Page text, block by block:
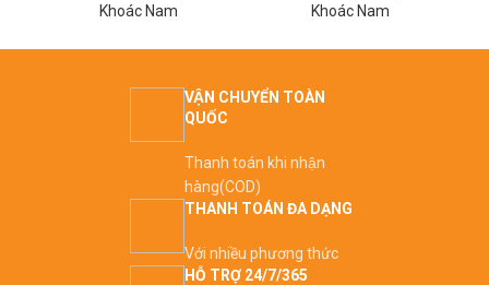
Khoác Nam
Khoác Nam
VẬN CHUYỂN TOÀN
QUỐC
Thanh toán khi nhận
hàng(COD)
THANH TOÁN ĐA DẠNG
Với nhiều phương thức
HỖ TRỢ 24/7/365